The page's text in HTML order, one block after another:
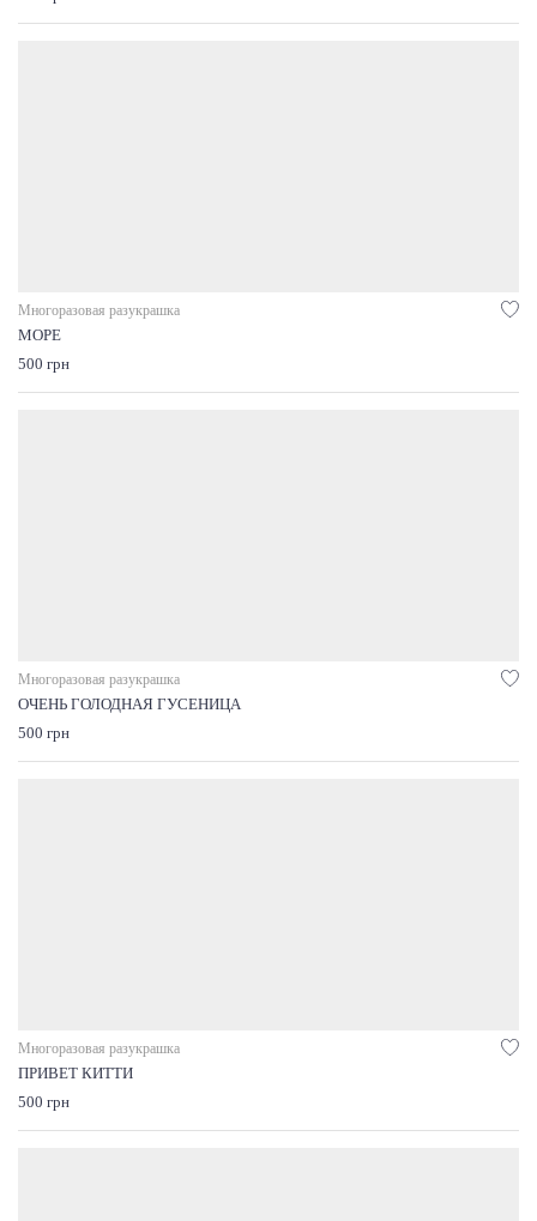
Многоразовая разукрашка
МОРЕ
500 грн
Многоразовая разукрашка
ОЧЕНЬ ГОЛОДНАЯ ГУСЕНИЦА
500 грн
Многоразовая разукрашка
ПРИВЕТ КИТТИ
500 грн